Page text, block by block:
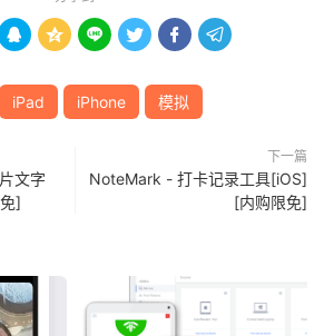
     
iPad iPhone 模拟
文字
]
下一篇
NoteMark - 打卡记录工具[iOS]
[内购限免]